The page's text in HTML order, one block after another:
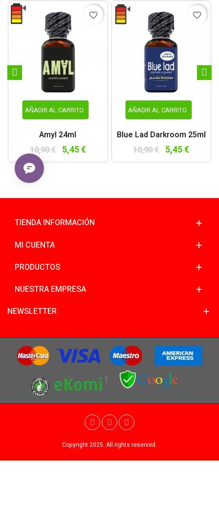
AÑADIR AL CARRITO
Amyl 24ml
10,90 € 5,45 €
favorite_border
AÑADIR AL CARRITO
Blue Lad Darkroom 25ml
10,90 € 5,45 €
favorite_border
TIENDA INFORMACIÓN
MI CUENTA
PRODUCTOS
NUESTRA EMPRESA
NEWSLETTER
Copyright 2025. All rights reserved.